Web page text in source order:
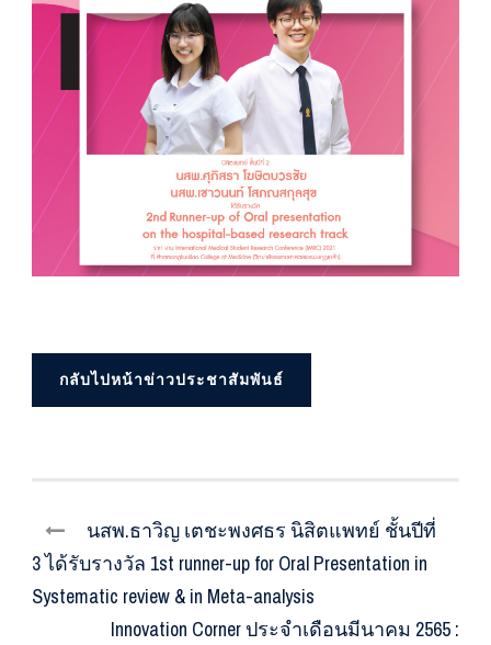
กลับไปหน้าข่าวประชาสัมพันธ์
นสพ.ธาวิญ เตชะพงศธร นิสิตแพทย์ ชั้นปีที่
3 ได้รับรางวัล 1st runner-up for Oral Presentation in
Systematic review & in Meta-analysis
Innovation Corner ประจำเดือนมีนาคม 2565 :